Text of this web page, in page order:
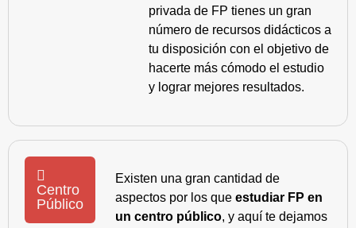
privada de FP tienes un gran
número de recursos didácticos a
tu disposición con el objetivo de
hacerte más cómodo el estudio
y lograr mejores resultados.
Centro
Público
Existen una gran cantidad de
aspectos por los que estudiar FP en
un centro público, y aquí te dejamos